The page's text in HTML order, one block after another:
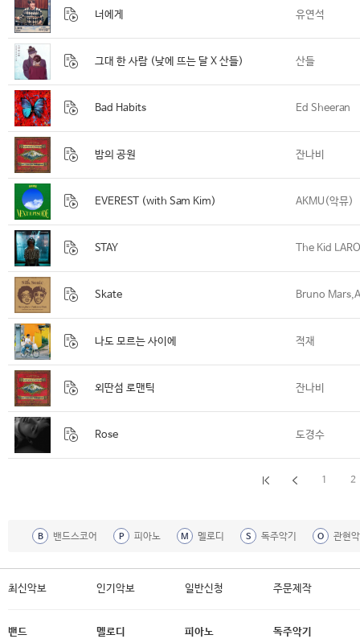
너에게 유연석
그대 한 사람 (낮에 뜨는 달 X 산들) 산들
Bad Habits Ed Sheeran
밤의 공원 잔나비
EVEREST (with Sam Kim) AKMU(악뮤)
STAY The Kid
Skate
나도 모르는 사이에 적재
외딴섬 로맨틱 잔나비
Rose 도경수
1 2
B 밴드스코어 P 피아노 M 멜로디 S 독주악기 O 관현
최신악보 인기악보 일반신청 주문제작
밴드
멜로디
피아노
독주악기